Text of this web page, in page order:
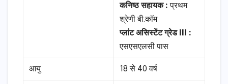
कनिष्ठ सहायक :प्रथम
श्रेणी बी.कॉम
प्लांट असिस्टेंट ग्रेड III :
एसएसएलसी पास
आयु 18 से 40 वर्ष